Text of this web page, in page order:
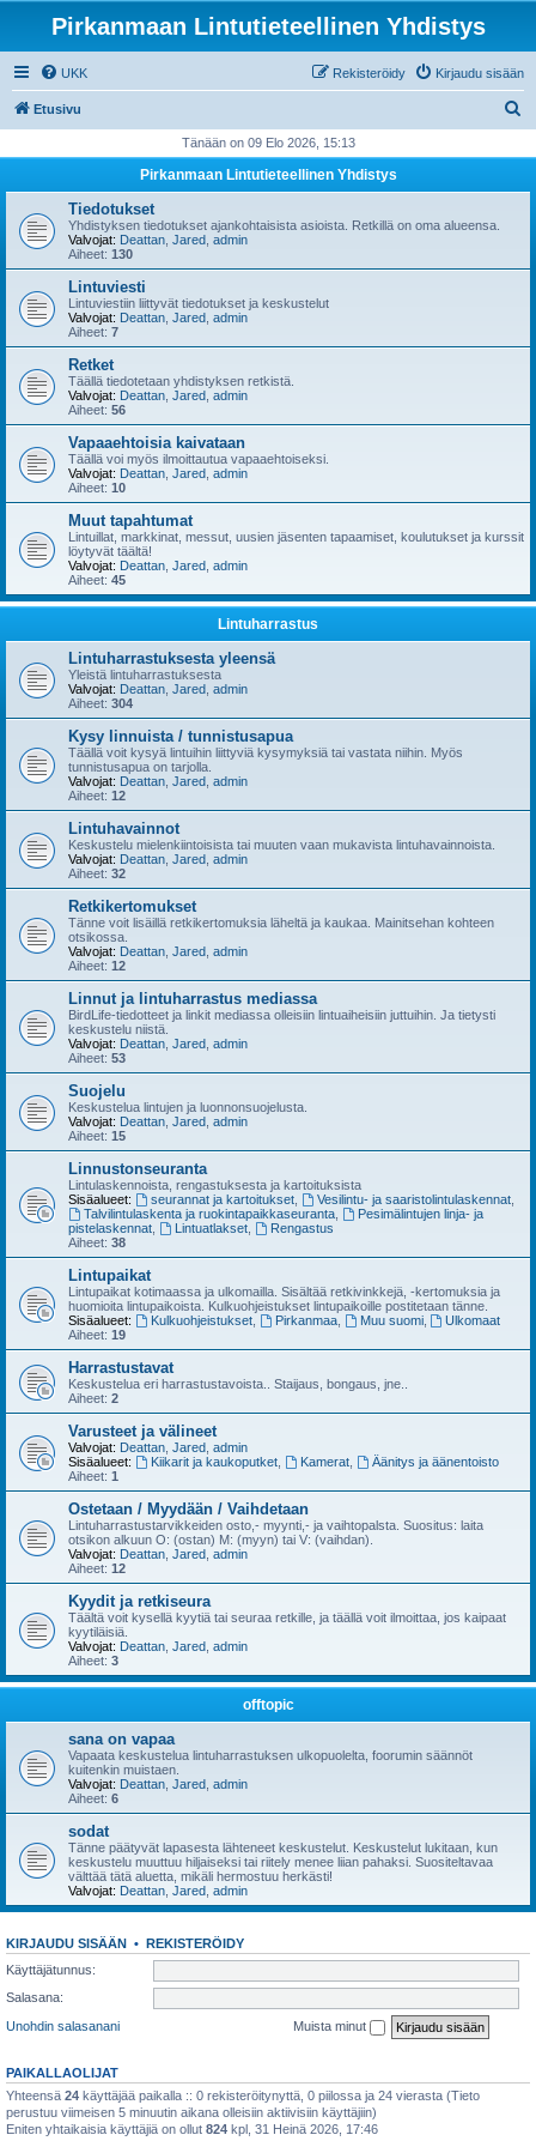
Pirkanmaan Lintutieteellinen Yhdistys
UKK Kirjaudu sisään
Rekisteröidy
Etusivu
i
Tänään on 09 Elo 2026, 15:13
Pirkanmaan Lintutieteellinen Yhdistys
Tiedotukset
Yhdistyksen tiedotukset ajankohtaisista asioista. Retkillä on oma alueensa.
Valvojat: Deattan Jared admin
Aiheet: 130
Lintuviesti
Lintuviestiin liittyvät tiedotukset ja keskustelut
Valvojat: Deattan Jared admin
Aiheet: 7
Retket
Täällä tiedotetaan yhdistyksen retkistä.
Valvojat: Deattan Jared admin
Aiheet: 56
Vapaaehtoisia kaivataan
Täällä voi myös ilmoittautua vapaaehtoiseksi.
Valvojat: Deattan Jared admin
Aiheet: 10
Muut tapahtumat
Lintuillat, markkinat, messut, uusien jäsenten tapaamiset, koulutukset ja kurssit
löytyvät täältä!
Valvojat: Deattan Jared admin
Aiheet: 45
Lintuharrastus
Lintuharrastuksesta yleensä
Yleistä lintuharrastuksesta
Valvojat: Deattan Jared admin
Aiheet: 304
Kysy linnuista / tunnistusapua
Täällä voit kysyä lintuihin liittyviä kysymyksiä tai vastata niihin. Myös
tunnistusapua on tarjolla.
Valvojat: Deattan Jared admin
Aiheet: 12
Lintuhavainnot
Keskustelu mielenkiintoisista tai muuten vaan mukavista lintuhavainnoista.
Valvojat: Deattan Jared admin
Aiheet: 32
Retkikertomukset
Tänne voit lisäillä retkikertomuksia läheltä ja kaukaa. Mainitsehan kohteen
otsikossa.
Valvojat: Deattan Jared admin
Aiheet: 12
Linnut ja lintuharrastus mediassa
BirdLife-tiedotteet ja linkit mediassa olleisiin lintuaiheisiin juttuihin. Ja tietysti
keskustelu niistä.
Valvojat: Deattan Jared admin
Aiheet: 53
Suojelu
Keskustelua lintujen ja luonnonsuojelusta.
Valvojat: Deattan Jared admin
Aiheet: 15
Linnustonseuranta
Lintulaskennoista, rengastuksesta ja kartoituksista
Sisäalueet:
seurannat ja kartoitukset, Vesilintu- ja saaristolintulaskennat,
Talvilintulaskenta ja ruokintapaikkaseuranta,
Pesimälintujen linja- ja
pistelaskennat
Lintuatlakset,
Rengastus
Aiheet: 38
Lintupaikat
Lintupaikat kotimaassa ja ulkomailla. Sisältää retkivinkkejä, -kertomuksia ja
huomioita lintupaikoista. Kulkuohjeistukset lintupaikoille postitetaan tänne.
Sisäalueet:
Kulkuohjeistukset, Pirkanmaa, Muu suomi,
Ulkomaat
Aiheet: 19
Harrastustavat
Keskustelua eri harrastustavoista.. Staijaus, bongaus, jne..
Aiheet: 2
Varusteet ja välineet
Valvojat: Deattan Jared admin
Sisäalueet:
Kiikarit ja kaukoputket, Kamerat,
Äänitys ja äänentoisto
Aiheet: 1
Ostetaan / Myydään / Vaihdetaan
Lintuharrastustarvikkeiden osto,- myynti,- ja vaihtopalsta. Suositus: laita
otsikon alkuun O: (ostan) M: (myyn) tai V: (vaihdan).
Valvojat: Deattan Jared admin
Aiheet: 12
Kyydit ja retkiseura
Täältä voit kysellä kyytiä tai seuraa retkille, ja täällä voit ilmoittaa, jos kaipaat
kyytiläisiä.
Valvojat: Deattan Jared admin
Aiheet: 3
offtopic
sana on vapaa
Vapaata keskustelua lintuharrastuksen ulkopuolelta, foorumin säännöt
kuitenkin muistaen.
Valvojat: Deattan Jared admin
Aiheet: 6
sodat
Tänne päätyvät lapasesta lähteneet keskustelut. Keskustelut lukitaan, kun
keskustelu muuttuu hiljaiseksi tai riitely menee liian pahaksi. Suositeltavaa
välttää tätä aluetta, mikäli hermostuu herkästi!
Valvojat: Deattan Jared admin
KIRJAUDU SISÄÄN • REKISTERÖIDY
Käyttäjätunnus:
Salasana:
Unohdin salasanani
Muista minut
PAIKALLAOLIJAT
Yhteensä 24 käyttäjää paikalla :: 0 rekisteröitynyttä, 0 piilossa ja 24 vierasta (Tieto
perustuu viimeisen 5 minuutin aikana olleisiin aktiivisiin käyttäjiin)
Eniten yhtaikaisia käyttäjiä on ollut 824 kpl, 31 Heinä 2026, 17:46